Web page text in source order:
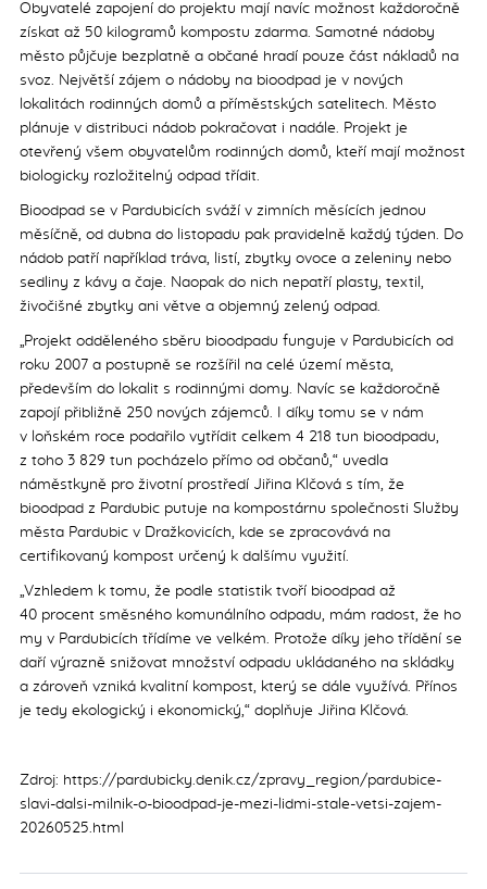
Obyvatelé zapojení do projektu mají navíc možnost každoročně
získat až 50 kilogramů kompostu zdarma. Samotné nádoby
město půjčuje bezplatně a občané hradí pouze část nákladů na
svoz. Největší zájem o nádoby na bioodpad je v nových
lokalitách rodinných domů a příměstských satelitech. Město
plánuje v distribuci nádob pokračovat i nadále. Projekt je
otevřený všem obyvatelům rodinných domů, kteří mají možnost
biologicky rozložitelný odpad třídit.
Bioodpad se v Pardubicích sváží v zimních měsících jednou
měsíčně, od dubna do listopadu pak pravidelně každý týden. Do
nádob patří například tráva, listí, zbytky ovoce a zeleniny nebo
sedliny z kávy a čaje. Naopak do nich nepatří plasty, textil,
živočišné zbytky ani větve a objemný zelený odpad.
„Projekt odděleného sběru bioodpadu funguje v Pardubicích od
roku 2007 a postupně se rozšířil na celé území města,
především do lokalit s rodinnými domy. Navíc se každoročně
zapojí přibližně 250 nových zájemců. I díky tomu se v nám
v loňském roce podařilo vytřídit celkem 4 218 tun bioodpadu,
z toho 3 829 tun pocházelo přímo od občanů,“ uvedla
náměstkyně pro životní prostředí Jiřina Klčová s tím, že
bioodpad z Pardubic putuje na kompostárnu společnosti Služby
města Pardubic v Dražkovicích, kde se zpracovává na
certifikovaný kompost určený k dalšímu využití.
„Vzhledem k tomu, že podle statistik tvoří bioodpad až
40 procent směsného komunálního odpadu, mám radost, že ho
my v Pardubicích třídíme ve velkém. Protože díky jeho třídění se
daří výrazně snižovat množství odpadu ukládaného na skládky
a zároveň vzniká kvalitní kompost, který se dále využívá. Přínos
je tedy ekologický i ekonomický,“ doplňuje Jiřina Klčová.
Zdroj: https://pardubicky.denik.cz/zpravy_region/pardubice-
slavi-dalsi-milnik-o-bioodpad-je-mezi-lidmi-stale-vetsi-zajem-
20260525.html